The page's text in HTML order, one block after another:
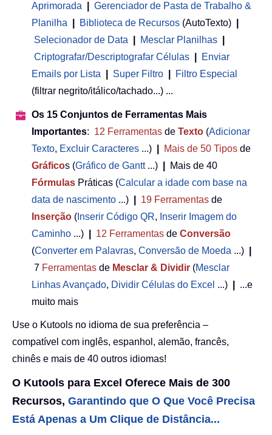
Aprimorada
Gerenciador de Pasta de Trabalho &
Planilha
Biblioteca de Recursos (AutoTexto)
Selecionador de Data
Mesclar Planilhas
Criptografar/Descriptografar Células
Enviar
Emails por Lista
Super Filtro
Filtro Especial
(filtrar negrito/itálico/tachado...) ...
Os 15 Conjuntos de Ferramentas Mais
Importantes: 12 Ferramentas de Texto (Adicionar
Texto, Excluir Caracteres ...) Mais de 50 Tipos de
Gráficos (Gráfico de Gantt...)
Mais de 40
Fórmulas Práticas (Calcular a idade com base na
data de nascimento ...) 19 Ferramentas de
Inserção ( Inserir Código QR, Inserir Imagem do
Caminho ...) 12 Ferramentas de Conversão
(Converter em Palavras, Conversão de Moeda ...)
7 Ferramentas de Mesclar & Dividir (Mesclar
Linhas Avançado, Dividir Células do Excel ...)
...e
muito mais
Use o Kutools no idioma de sua preferência –
compatível com inglês, espanhol, alemão, francês,
chinês e mais de 40 outros idiomas!
O Kutools para Excel Oferece Mais de 300
Recursos, Garantindo que O Que Você Precisa
Está Apenas a Um Clique de Distância...